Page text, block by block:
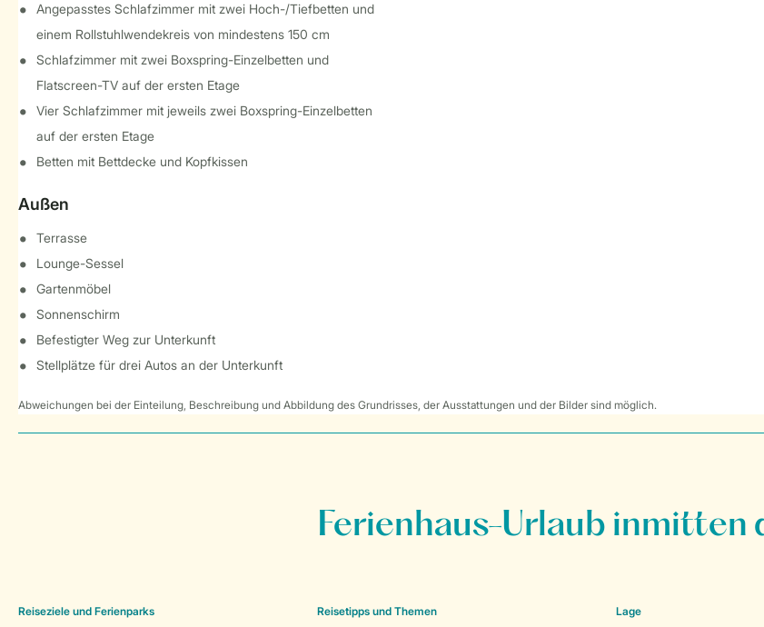
Angepasstes Schlafzimmer mit zwei Hoch-/Tiefbetten und
einem Rollstuhlwendekreis von mindestens 150 cm
Schlafzimmer mit zwei Boxspring-Einzelbetten und
Flatscreen-TV auf der ersten Etage
Vier Schlafzimmer mit jeweils zwei Boxspring-Einzelbetten
auf der ersten Etage
Betten mit Bettdecke und Kopfkissen
Außen
Terrasse
Lounge-Sessel
Gartenmöbel
Sonnenschirm
Befestigter Weg zur Unterkunft
Stellplätze für drei Autos an der Unterkunft
Abweichungen bei der Einteilung, Beschreibung und Abbildung des Grundrisses, der Ausstattungen und der Bilder sind möglich.
Ferienhaus-Urlaub inmitten
Reiseziele und Ferienparks Reisetipps und Themen Lage